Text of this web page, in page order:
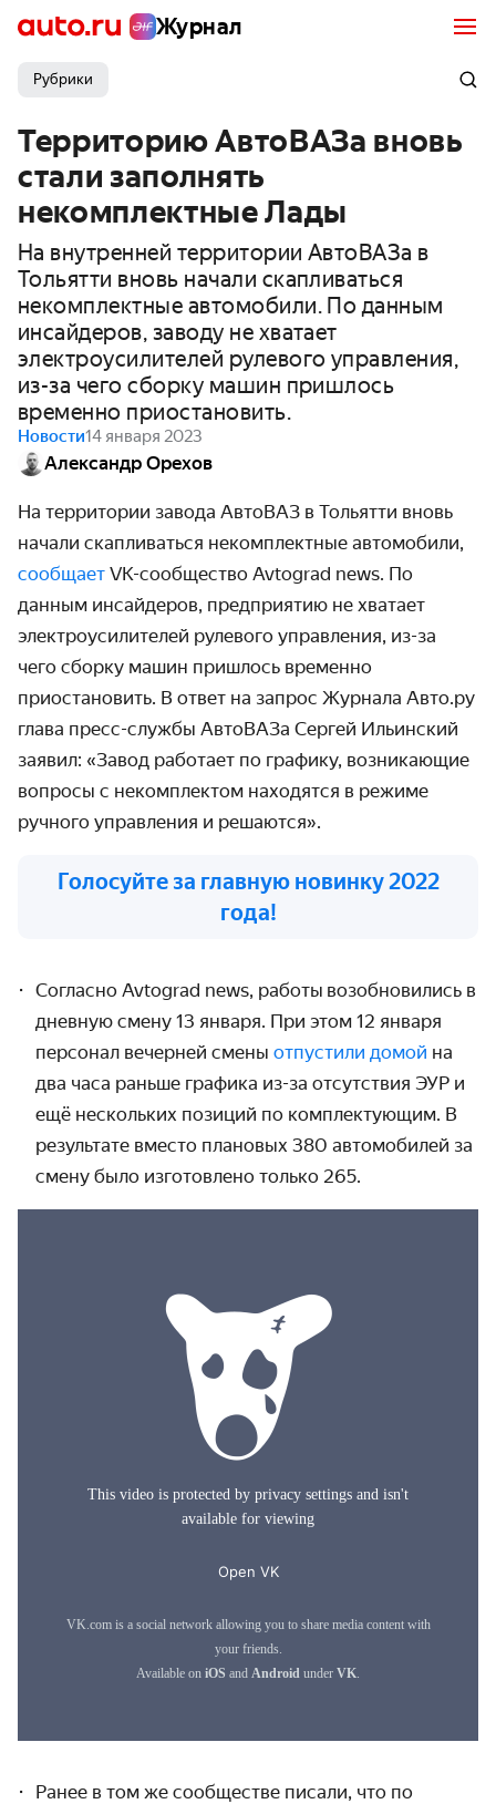
Журнал
Рубрики
Территорию АвтоВАЗа вновь
стали заполнять
некомплектные Лады
На внутренней территории АвтоВАЗа в
Тольятти вновь начали скапливаться
некомплектные автомобили. По данным
инсайдеров, заводу не хватает
электроусилителей рулевого управления,
из-за чего сборку машин пришлось
временно приостановить.
Новости14 января 2023
Александр Орехов
На территории завода АвтоВАЗ в Тольятти вновь
начали скапливаться некомплектные автомобили,
сообщает VK-сообщество Avtograd news. По
данным инсайдеров, предприятию не хватает
электроусилителей рулевого управления, из-за
чего сборку машин пришлось временно
приостановить. В ответ на запрос Журнала Авто.ру
глава пресс-службы АвтоВАЗа Сергей Ильинский
заявил: «Завод работает по графику, возникающие
вопросы с некомплектом находятся в режиме
ручного управления и решаются».
Голосуйте за главную новинку 2022
года!
Согласно Avtograd news, работы возобновились в
дневную смену 13 января. При этом 12 января
персонал вечерней смены отпустили домой на
два часа раньше графика из-за отсутствия ЭУР и
ещё нескольких позиций по комплектующим. В
результате вместо плановых 380 автомобилей за
смену было изготовлено только 265.
Ранее в том же сообществе писали, что по